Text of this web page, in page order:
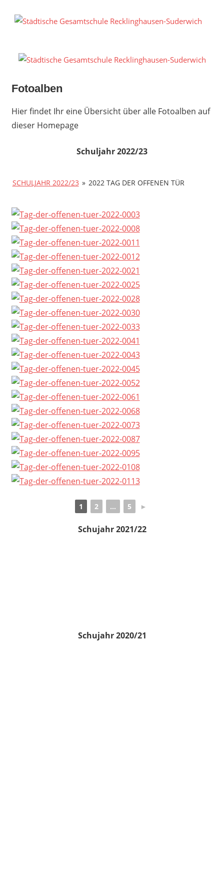
Inhalt
Fotoalben
Hier findet Ihr eine Übersicht über alle Fotoalben auf
dieser Homepage
Schuljahr 2022/23
SCHULJAHR 2022/23 » 2022 TAG DER OFFENEN TÜR
1 2 ... 5 ►
Schujahr 2021/22
Schujahr 2020/21